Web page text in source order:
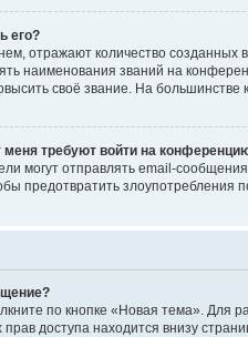
его?
отражают количество
наименования званий на
своё звание. На
требуют войти на
могут отправлять email-
предотвратить злоупотребления
по кнопке «Новая тема». Для
доступа находится внизу